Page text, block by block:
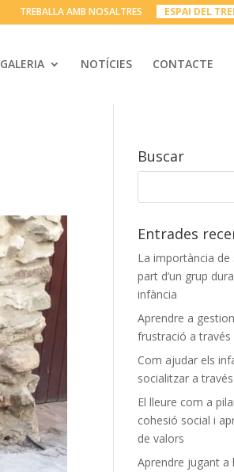
TREBALLA AMB NOSALTRES ESPAI DEL
GALERIA NOTÍCIES CONTACTE
Buscar
Entrades
La importància de
part d’un grup
infància
Aprendre a
frustració a través
Com ajudar els
socialitzar a
El lleure com a
cohesió social i
de valors
Aprendre jugant a